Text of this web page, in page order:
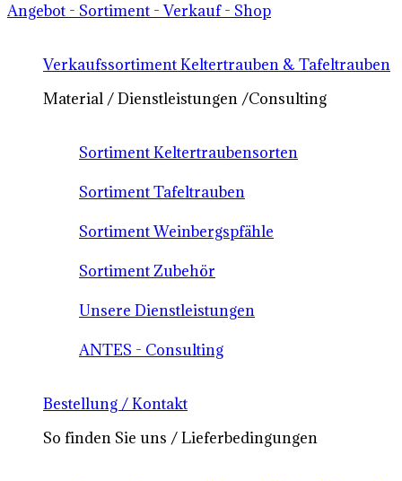
Angebot - Sortiment - Verkauf - Shop
Verkaufssortiment Keltertrauben & Tafeltrauben
Material / Dienstleistungen /Consulting
Sortiment Keltertraubensorten
Sortiment Tafeltrauben
Sortiment Weinbergspfähle
Sortiment Zubehör
Unsere Dienstleistungen
ANTES - Consulting
Bestellung / Kontakt
So finden Sie uns / Lieferbedingungen